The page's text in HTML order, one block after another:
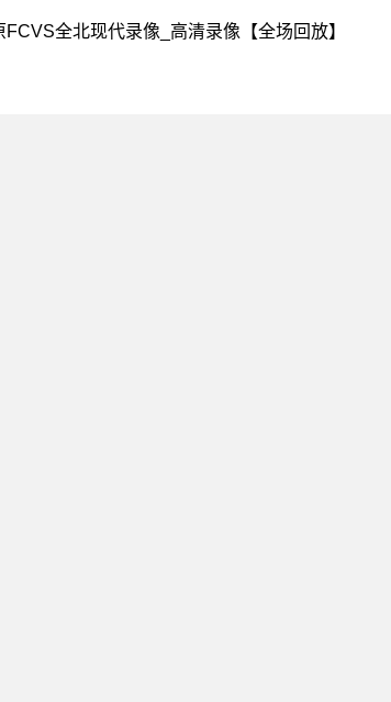
全北现代录像_高清录像【全场回放】